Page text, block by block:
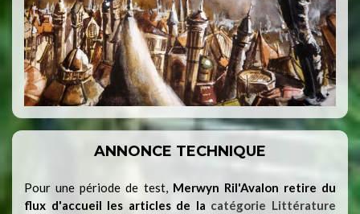
ANNONCE TECHNIQUE
Pour une période de test,Merwyn Ril'Avalon retire du
flux d'accueil les articles de la catégorie Littérature